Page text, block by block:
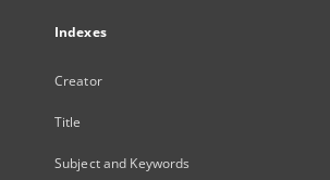
Indexes
Creator
Title
Subject and Keywords